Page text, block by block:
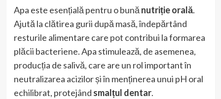
Apa este esențială pentru o bună nutriție orală.
Ajută la clătirea gurii după masă, îndepărtând
resturile alimentare care pot contribui la formarea
plăcii bacteriene. Apa stimulează, de asemenea,
producția de salivă, care are un rol important în
neutralizarea acizilor și în menținerea unui pH oral
echilibrat, protejând smalțul dentar.